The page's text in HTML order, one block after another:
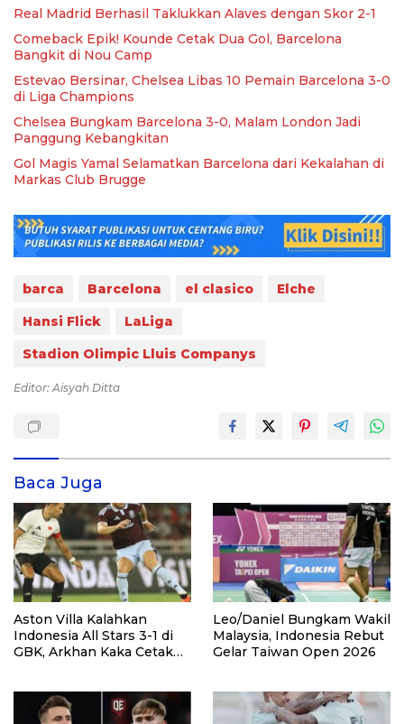
Real Madrid Berhasil Taklukkan Alaves dengan Skor 2-1
Comeback Epik! Kounde Cetak Dua Gol, Barcelona
Bangkit di Nou Camp
Estevao Bersinar, Chelsea Libas 10 Pemain Barcelona 3-0
di Liga Champions
Chelsea Bungkam Barcelona 3-0, Malam London Jadi
Panggung Kebangkitan
Gol Magis Yamal Selamatkan Barcelona dari Kekalahan di
Markas Club Brugge
barca Barcelona el clasico
Elche
Hansi Flick
LaLiga
Stadion Olimpic Lluis Companys
Editor: Aisyah Ditta
Baca Juga
Aston Villa Kalahkan
Indonesia All Stars 3-1 di
GBK, Arkhan Kaka Cetak
Leo/Daniel Bungkam Wakil
Malaysia, Indonesia Rebut
Gelar Taiwan Open 2026